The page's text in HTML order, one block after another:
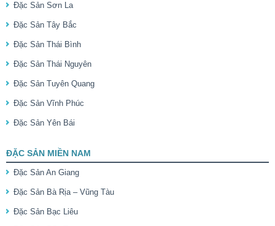
Đặc Sản Sơn La
Đặc Sản Tây Bắc
Đặc Sản Thái Bình
Đặc Sản Thái Nguyên
Đặc Sản Tuyên Quang
Đặc Sản Vĩnh Phúc
Đặc Sản Yên Bái
ĐẶC SẢN MIỀN NAM
Đặc Sản An Giang
Đặc Sản Bà Rịa – Vũng Tàu
Đặc Sản Bạc Liêu